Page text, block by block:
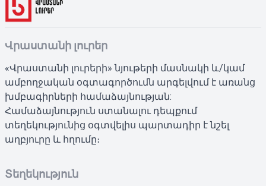
Վրաստանի լուրեր
«Վրաստանի լուրերի» նյութերի մասնակի և/կամ
ամբողջական օգտագործումն արգելվում է առանց
խմբագիրների համաձայնության:
Համաձայնություն ստանալու դեպքում
տեղեկությունից օգտվելիս պարտադիր է նշել
աղբյուրը և հղումը։
Տեղեկություն